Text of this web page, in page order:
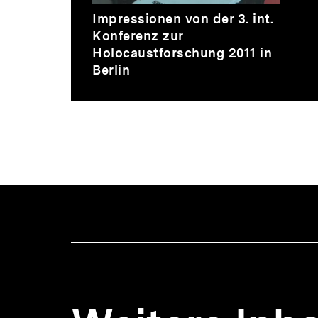
Video
Dauer
6
Min.
Impressionen von der 3. int.
Konferenz zur
Holocaustforschung 2011 in
Berlin